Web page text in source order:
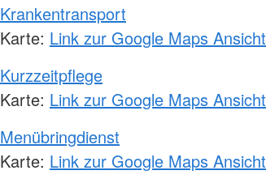
Krankentransport
Karte: Link zur Google Maps Ansicht
Kurzzeitpflege
Karte: Link zur Google Maps Ansicht
Menübringdienst
Karte: Link zur Google Maps Ansicht